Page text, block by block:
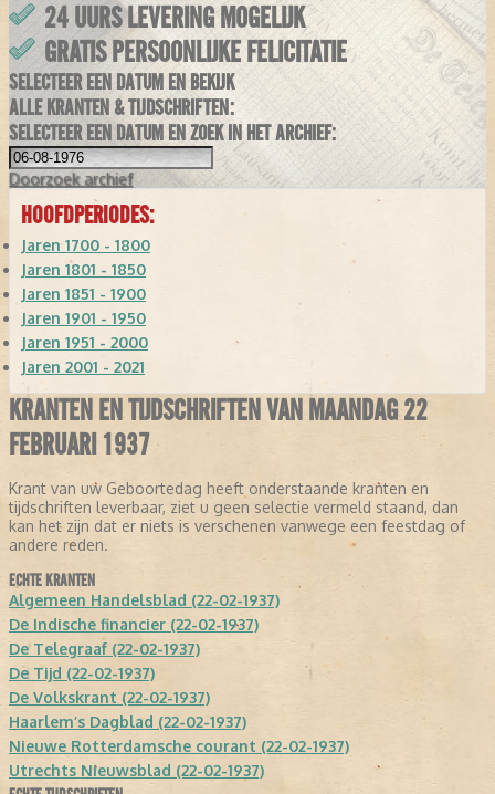
24 UURS LEVERING MOGELIJK
GRATIS PERSOONLIJKE FELICITATIE
SELECTEER EEN DATUM EN BEKIJK
ALLE KRANTEN & TIJDSCHRIFTEN:
SELECTEER EEN DATUM EN ZOEK IN HET ARCHIEF:
Doorzoek archief
HOOFDPERIODES:
Jaren 1700 - 1800
Jaren 1801 - 1850
Jaren 1851 - 1900
Jaren 1901 - 1950
Jaren 1951 - 2000
Jaren 2001 - 2021
KRANTEN EN TIJDSCHRIFTEN VAN MAANDAG 22
FEBRUARI 1937
Krant van uw Geboortedag heeft onderstaande kranten en
tijdschriften leverbaar, ziet u geen selectie vermeld staand, dan
kan het zijn dat er niets is verschenen vanwege een feestdag of
andere reden.
ECHTE KRANTEN
Algemeen Handelsblad (22-02-1937)
De Indische financier (22-02-1937)
De Telegraaf (22-02-1937)
De Tijd (22-02-1937)
De Volkskrant (22-02-1937)
Haarlem’s Dagblad (22-02-1937)
Nieuwe Rotterdamsche courant (22-02-1937)
Utrechts Nieuwsblad (22-02-1937)